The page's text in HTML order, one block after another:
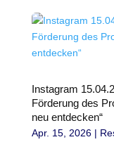
Instagram
Förderung des
neu entdecken“
Apr. 15, 2026|